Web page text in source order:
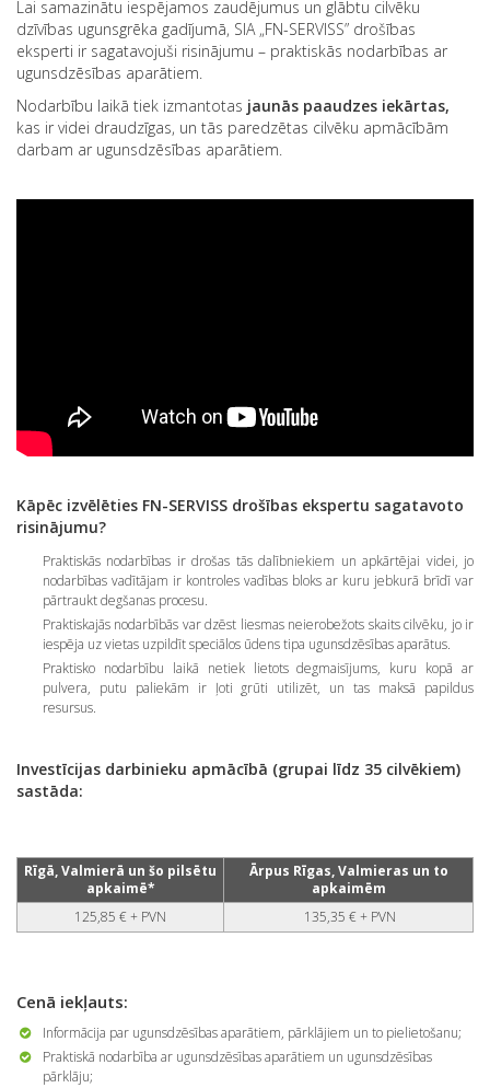
Lai samazinātu iespējamos zaudējumus un glābtu cilvēku
dzīvības ugunsgrēka gadījumā, SIA „FN-SERVISS” drošības
eksperti ir sagatavojuši risinājumu – praktiskās nodarbības ar
ugunsdzēsības aparātiem.
Nodarbību laikā tiek izmantotas jaunās paaudzes iekārtas,
kas ir videi draudzīgas, un tās paredzētas cilvēku apmācībām
darbam ar ugunsdzēsības aparātiem.
Kāpēc izvēlēties FN-SERVISS drošības ekspertu sagatavoto
risinājumu?
Praktiskās nodarbības ir drošas tās dalībniekiem un apkārtējai videi, jo
nodarbības vadītājam ir kontroles vadības bloks ar kuru jebkurā brīdī var
pārtraukt degšanas procesu.
Praktiskajās nodarbībās var dzēst liesmas neierobežots skaits cilvēku, jo ir
iespēja uz vietas uzpildīt speciālos ūdens tipa ugunsdzēsības aparātus.
Praktisko nodarbību laikā netiek lietots degmaisījums, kuru kopā ar
pulvera, putu paliekām ir ļoti grūti utilizēt, un tas maksā papildus
resursus.
Investīcijas darbinieku apmācībā (grupai līdz 35 cilvēkiem)
sastāda:
Rīgā, Valmierā un šo pilsētu
apkaimē*
Ārpus Rīgas, Valmieras un to
apkaimēm
125,85 € + PVN
135,35 € + PVN
Cenā iekļauts:
Informācija par ugunsdzēsības aparātiem, pārklājiem un to pielietošanu;
Praktiskā nodarbība ar ugunsdzēsības aparātiem un ugunsdzēsības
pārklāju;